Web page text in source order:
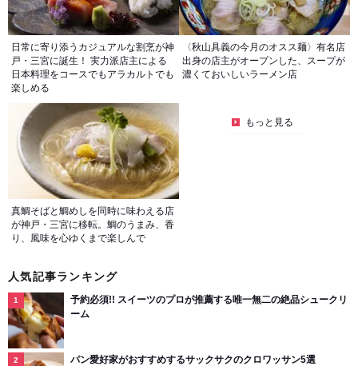
日常に寄り添うカジュアルな割烹が神
戸・三宮に誕生！ 実力派店主による
日本料理をコースでもアラカルトでも
楽しめる
〈秋山具義の今月のオスス麺〉有名店
出身の店主がオープンした、スープが
濃くておいしいラーメン店
真鯛そばと鯛めしを同時に味わえる店
が神戸・三宮に移転。鯛のうまみ、香
り、風味を心ゆくまで楽しんで
もっと見る
人気記事ランキング
予約必須!! スイーツのプロが推薦する唯一無二の絶品シュークリ
ーム
パン愛好家がおすすめするサックサクのクロワッサン5選